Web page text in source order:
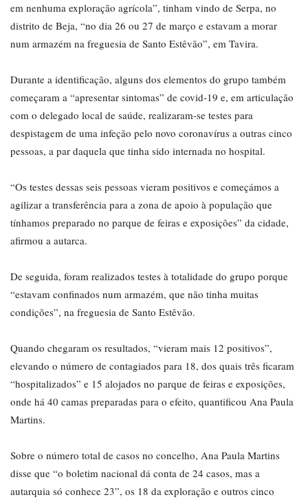
em nenhuma exploração agrícola”, tinham vindo de Serpa, no
distrito de Beja, “no dia 26 ou 27 de março e estavam a morar
num armazém na freguesia de Santo Estêvão”, em Tavira.
Durante a identificação, alguns dos elementos do grupo também
começaram a “apresentar sintomas” de covid-19 e, em articulação
com o delegado local de saúde, realizaram-se testes para
despistagem de uma infeção pelo novo coronavírus a outras cinco
pessoas, a par daquela que tinha sido internada no hospital.
“Os testes dessas seis pessoas vieram positivos e começámos a
agilizar a transferência para a zona de apoio à população que
tínhamos preparado no parque de feiras e exposições” da cidade,
afirmou a autarca.
De seguida, foram realizados testes à totalidade do grupo porque
“estavam confinados num armazém, que não tinha muitas
condições”, na freguesia de Santo Estêvão.
Quando chegaram os resultados, “vieram mais 12 positivos”,
elevando o número de contagiados para 18, dos quais três ficaram
“hospitalizados” e 15 alojados no parque de feiras e exposições,
onde há 40 camas preparadas para o efeito, quantificou Ana Paula
Martins.
Sobre o número total de casos no concelho, Ana Paula Martins
disse que “o boletim nacional dá conta de 24 casos, mas a
autarquia só conhece 23”, os 18 da exploração e outros cinco